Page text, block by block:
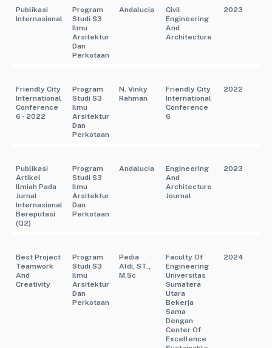
Publikasi
Internasional
Program
Studi S3
Ilmu
Arsitektur
Dan
Perkotaan
Andalucia
Civil
Engineering
And
Architecture
2023
Friendly City
International
Conference
6 - 2022
Program
Studi S3
Ilmu
Arsitektur
Dan
Perkotaan
N. Vinky
Rahman
Friendly City
International
Conference
6
2022
Publikasi
Artikel
Ilmiah Pada
Jurnal
Internasional
Bereputasi
(Q2)
Program
Studi S3
Ilmu
Arsitektur
Dan
Perkotaan
Andalucia
Engineering
And
Architecture
Journal
2023
Best Project
Teamwork
And
Creativity
Program
Studi S3
Ilmu
Arsitektur
Dan
Perkotaan
Pedia
Aldi, ST.,
M.Sc
Faculty Of
Engineering
Universitas
Sumatera
Utara
Bekerja
Sama
Dengan
Center Of
Excellence
2024